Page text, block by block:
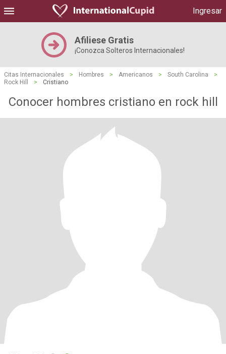
Ingresar
Afiliese Gratis
¡Conozca Solteros Internacionales!
Citas Internacionales > Hombres > Americanos > South Carolina
>
Rock Hill
> Cristiano
Conocer hombres cristiano en rock hill